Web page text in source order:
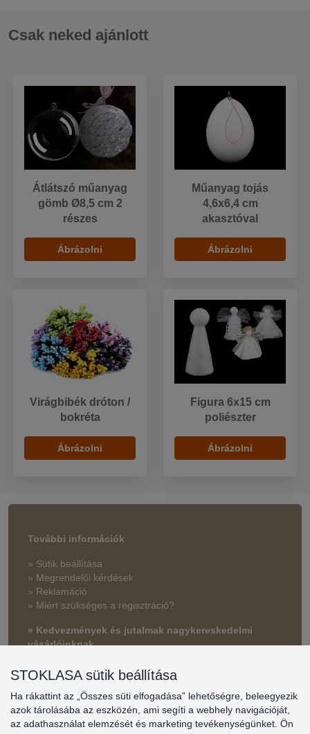
Csak neked ajánlott
Átlátszó műanyag
gömb Ø8,5 cm 2
részes
Ábrázolni
Műanyag tojás
4,6x6,4 cm
akasztóval
Ábrázolni
Virágbibék dróton /
bokréta
Ábrázolni
Figura 6x15 cm
poliészter
Ábrázolni
További információk
» Sütik beállítása
» Megrendelői kérdések
» Reklamáció
» Miért szükséges a regisztráció?
» Kedvezmények és jutalmak nagykereskedelmi
vásárlóinknak
» Súgó
Vásárlók
STOKLASA sütik beállítása
Ha rákattint az „Összes süti elfogadása” lehetőségre, beleegyezik
azok tárolásába az eszközén, ami segíti a webhely navigációját,
az adathasználat elemzését és marketing tevékenységünket. Ön